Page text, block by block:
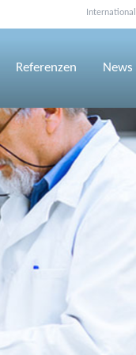
International
Referenzen News